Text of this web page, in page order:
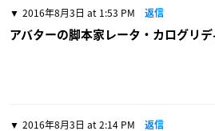
2016年8月3日 at 1:53 PM 返信
アバターの脚本家レータ・カログリ
2016年8月3日 at 2:14 PM 返信